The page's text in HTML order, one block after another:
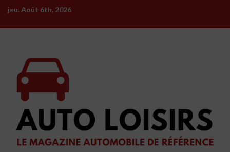
Skip
content
jeu. Août 6th, 2026